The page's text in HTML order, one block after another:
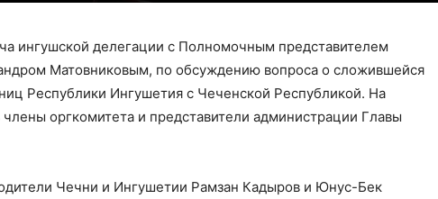
ингушской делегации с Полномочным представителем
Матовниковым, по обсуждению вопроса о сложившейся
Республики Ингушетия с Чеченской Республикой. На
члены оргкомитета и представители администрации Главы
Чечни и Ингушетии Рамзан Кадыров и Юнус-Бек